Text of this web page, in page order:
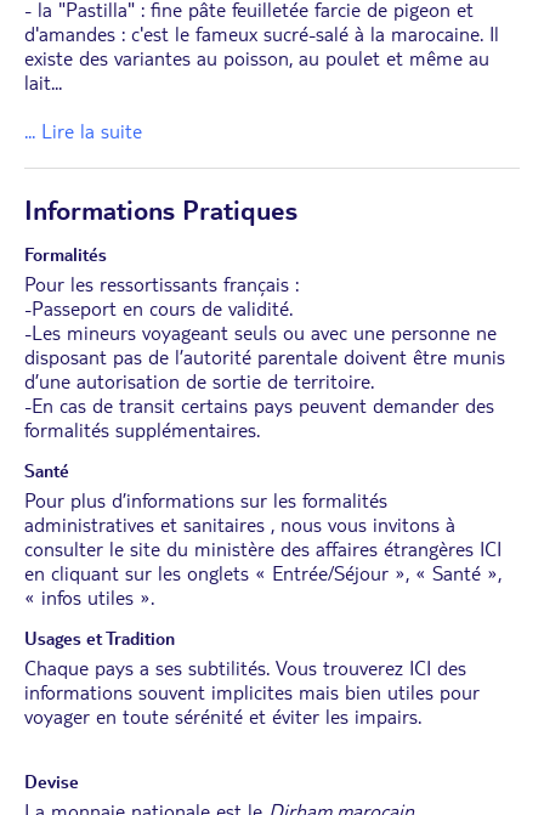
- la "Pastilla" : fine pâte feuilletée farcie de pigeon et
d'amandes : c'est le fameux sucré-salé à la marocaine. Il
existe des variantes au poisson, au poulet et même au
lait...
... Lire la suite
Informations Pratiques
Formalités
Pour les ressortissants français :
-Passeport en cours de validité.
-Les mineurs voyageant seuls ou avec une personne ne
disposant pas de l’autorité parentale doivent être munis
d’une autorisation de sortie de territoire.
-En cas de transit certains pays peuvent demander des
formalités supplémentaires.
Santé
Pour plus d’informations sur les formalités
administratives et sanitaires , nous vous invitons à
consulter le site du ministère des affaires étrangères ICI
en cliquant sur les onglets « Entrée/Séjour », « Santé »,
« infos utiles ».
Usages et Tradition
Chaque pays a ses subtilités. Vous trouverez ICI des
informations souvent implicites mais bien utiles pour
voyager en toute sérénité et éviter les impairs.
Devise